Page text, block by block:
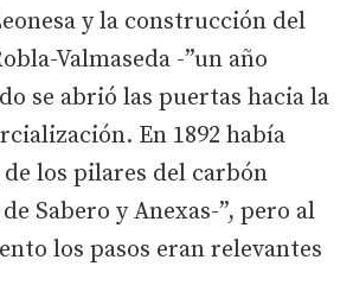
y la construcción del
Valmaseda -”un año
se abrió las puertas hacia la
En 1892 había
los pilares del carbón
Sabero y Anexas-”, pero al
los pasos eran relevantes